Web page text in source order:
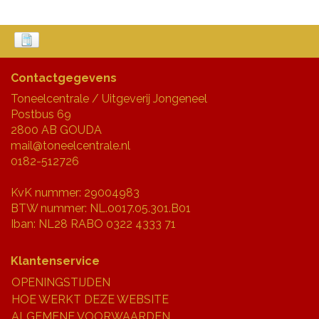
Contactgegevens
Toneelcentrale / Uitgeverij Jongeneel
Postbus 69
2800 AB GOUDA
mail@toneelcentrale.nl
0182-512726
KvK nummer: 29004983
BTW nummer: NL.0017.05.301.B01
Iban: NL28 RABO 0322 4333 71
Klantenservice
OPENINGSTIJDEN
HOE WERKT DEZE WEBSITE